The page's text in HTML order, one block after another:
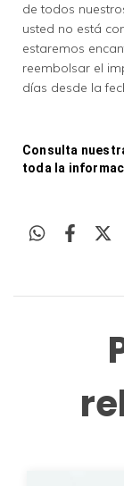
de todos
usted no está
estaremos
reembolsar el
días desde la
Consulta
toda la